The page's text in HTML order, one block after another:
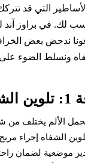
التي قد
لك. في براوز آند
ندحض بعض
ونسلط الضوء
مؤلم
الألم يختلف من
الشفاه إجراء
موضعية لضمان